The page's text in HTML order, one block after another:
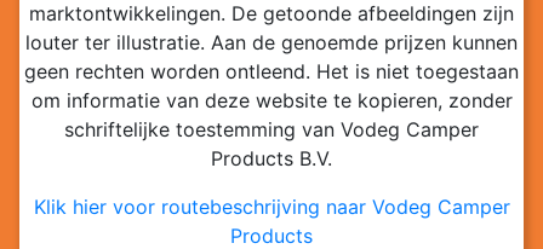
marktontwikkelingen. De getoonde afbeeldingen zijn
louter ter illustratie. Aan de genoemde prijzen kunnen
geen rechten worden ontleend. Het is niet toegestaan
om informatie van deze website te kopieren, zonder
schriftelijke toestemming van Vodeg Camper
Products B.V.
Klik hier voor routebeschrijving naar Vodeg Camper
Products